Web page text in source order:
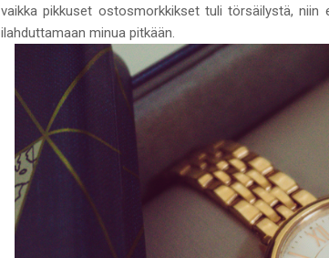
vaikka pikkuset ostosmorkkikset tuli törsäilystä, niin
ilahduttamaan minua pitkään.